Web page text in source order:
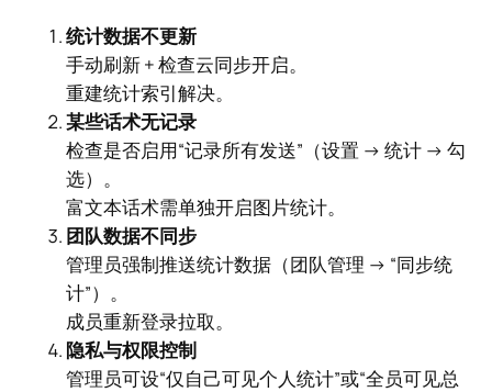
统计数据不更新
手动刷新 + 检查云同步开启。
重建统计索引解决。
某些话术无记录
检查是否启用“记录所有发送”（设置 → 统计 → 勾
选）。
富文本话术需单独开启图片统计。
团队数据不同步
管理员强制推送统计数据（团队管理 → “同步统
计”）。
成员重新登录拉取。
隐私与权限控制
管理员可设“仅自己可见个人统计”或“全员可见总